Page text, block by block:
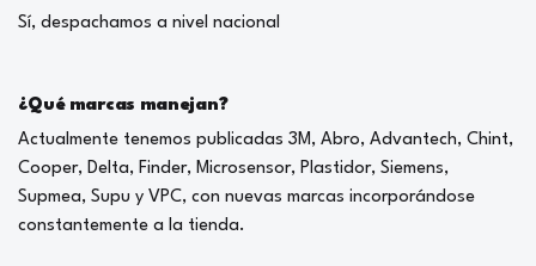
Sí, despachamos a nivel nacional
¿Qué marcas manejan?
Actualmente tenemos publicadas 3M, Abro, Advantech, Chint,
Cooper, Delta, Finder, Microsensor, Plastidor, Siemens,
Supmea, Supu y VPC, con nuevas marcas incorporándose
constantemente a la tienda.